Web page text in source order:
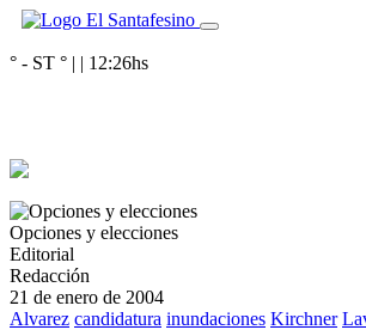
° - ST ° | | 12:26hs
Opciones y elecciones
Editorial
Redacción
21 de enero de 2004
Alvarez candidatura inundaciones Kirchner